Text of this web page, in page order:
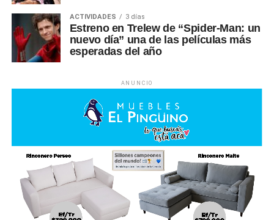
ACTIVIDADES 3 días
Estreno en Trelew de “Spider-Man: un
nuevo día” una de las películas más
esperadas del año
ANUNCIO